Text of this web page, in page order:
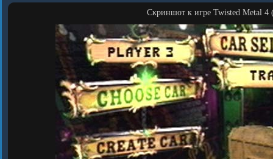
Скриншот к игре Twisted Metal 4